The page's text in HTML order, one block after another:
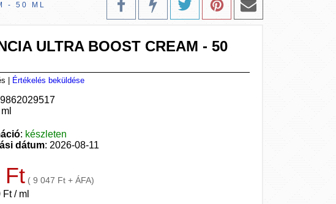
- 50 ML
ULTRA BOOST CREAM - 50
Értékelés beküldése
: készleten
dátum: 2026-08-11
Ft ( 9 047 Ft + ÁFA)
Ft / ml